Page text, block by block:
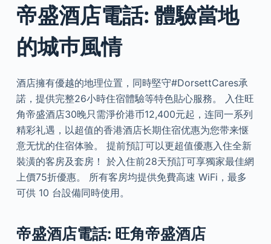
帝盛酒店電話: 體驗當地
的城巿風情
酒店擁有優越的地理位置，同時堅守#DorsettCares承
諾，提供完整26小時住宿體驗等特色貼心服務。 入住旺
角帝盛酒店30晚只需淨价港币12,400元起，连同一系列
精彩礼遇，以超值的香港酒店长期住宿优惠为您带来惬
意无忧的住宿体验。 提前預訂可以更超值優惠入住全新
裝潢的客房及套房！ 於入住前28天預訂可享獨家最佳網
上價75折優惠。 所有客房均提供免費高速 WiFi，最多
可供 10 台設備同時使用。
帝盛酒店電話: 旺角帝盛酒店